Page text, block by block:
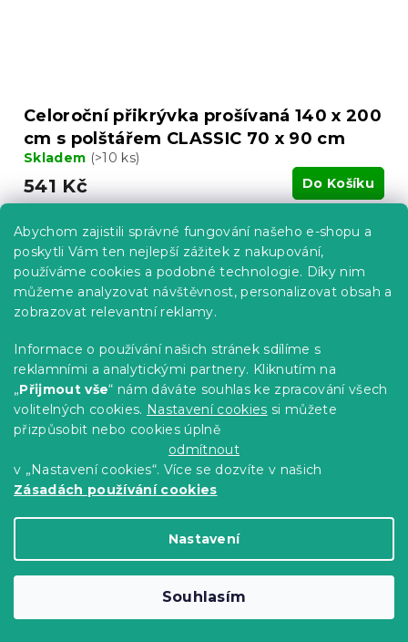
Abychom zajistili správné fungování našeho e-shopu a
poskytli Vám ten nejlepší zážitek z nakupování,
používáme cookies a podobné technologie. Díky nim
můžeme analyzovat návštěvnost, personalizovat obsah a
zobrazovat relevantní reklamy.
Informace o používání našich stránek sdílíme s
reklamními a analytickými partnery. Kliknutím na
„Přijmout vše“ nám dáváte souhlas ke zpracování všech
volitelných cookies. Nastavení cookies si můžete
přizpůsobit nebo cookies úplně
odmítnout
v „Nastavení cookies“. Více se dozvíte v našich
Zásadách používání cookies
Nastavení
Souhlasím
Celoroční přikrývka prošívaná 140 x 200
cm s polštářem CLASSIC 70 x 90 cm
Skladem (>10 ks)
541 Kč Do Košíku
CHRISTMAS červené/šedé - různé
velikosti
Skladem(>10 ks)